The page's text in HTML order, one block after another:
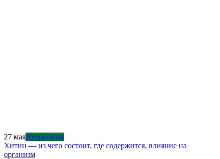
27 маяНутриенты
Хитин — из чего состоит, где содержится, влияние на
организм